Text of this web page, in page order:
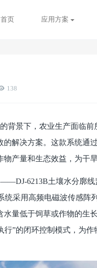
首页 应用方案
138
景下，农业生产面临前
解决方案。这款系统通
产量和生态效益，为干
6213B土壤水分廓线
统采用高频电磁波传感阵
水量低于饲草或作物的生
行”的闭环控制模式，为